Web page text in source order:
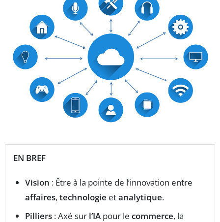
EN BREF
Vision : Être à la pointe de l’innovation entre
affaires, technologie etanalytique.
Pilliers : Axé sur l’IA pour le commerce, la